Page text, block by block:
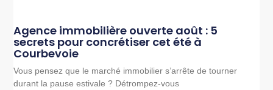
Agence immobilière ouverte août : 5
secrets pour concrétiser cet été à
Courbevoie
Vous pensez que le marché immobilier s’arrête de tourner
durant la pause estivale ? Détrompez-vous